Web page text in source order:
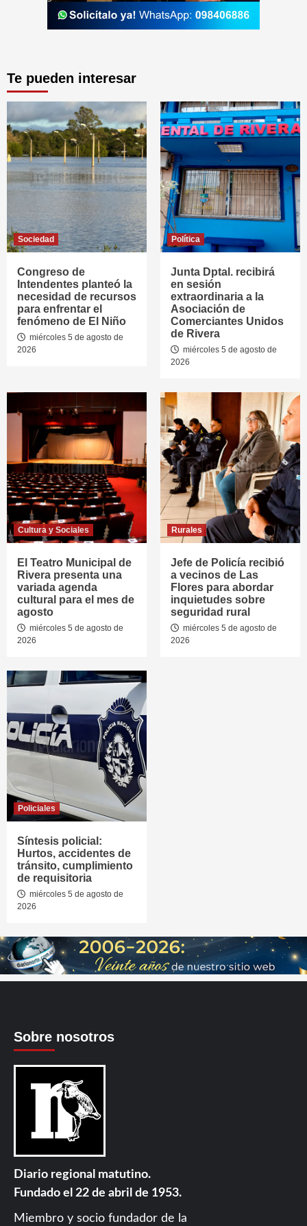
Te pueden interesar
Sociedad
Congreso de
Intendentes planteó la
necesidad de recursos
para enfrentar el
fenómeno de El Niño
miércoles 5 de agosto de
2026
Política
Junta Dptal. recibirá
en sesión
extraordinaria a la
Asociación de
Comerciantes Unidos
de Rivera
miércoles 5 de agosto de
2026
Cultura y Sociales
El Teatro Municipal de
Rivera presenta una
variada agenda
cultural para el mes de
agosto
miércoles 5 de agosto de
2026
Rurales
Jefe de Policía recibió
a vecinos de Las
Flores para abordar
inquietudes sobre
seguridad rural
miércoles 5 de agosto de
2026
Policiales
Síntesis policial:
Hurtos, accidentes de
tránsito, cumplimiento
de requisitoria
miércoles 5 de agosto de
2026
Sobre nosotros
Diario regional matutino.
Fundado el 22 de abril de 1953.
Miembro y socio fundador de la